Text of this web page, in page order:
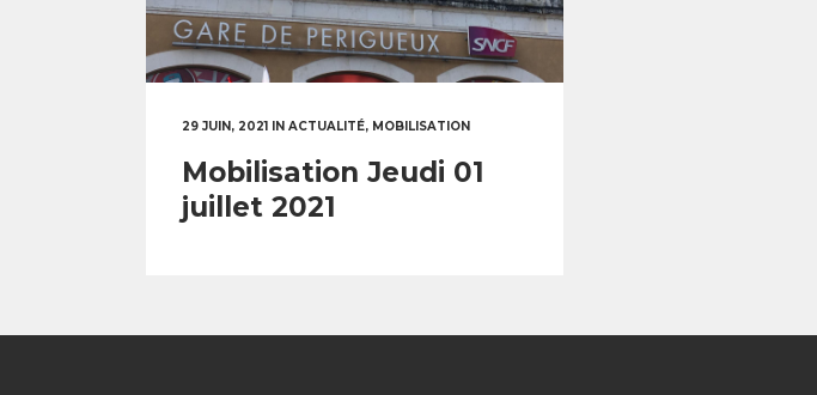
29 JUIN, 2021 IN ACTUALITÉ, MOBILISATION
Mobilisation Jeudi 01
juillet 2021